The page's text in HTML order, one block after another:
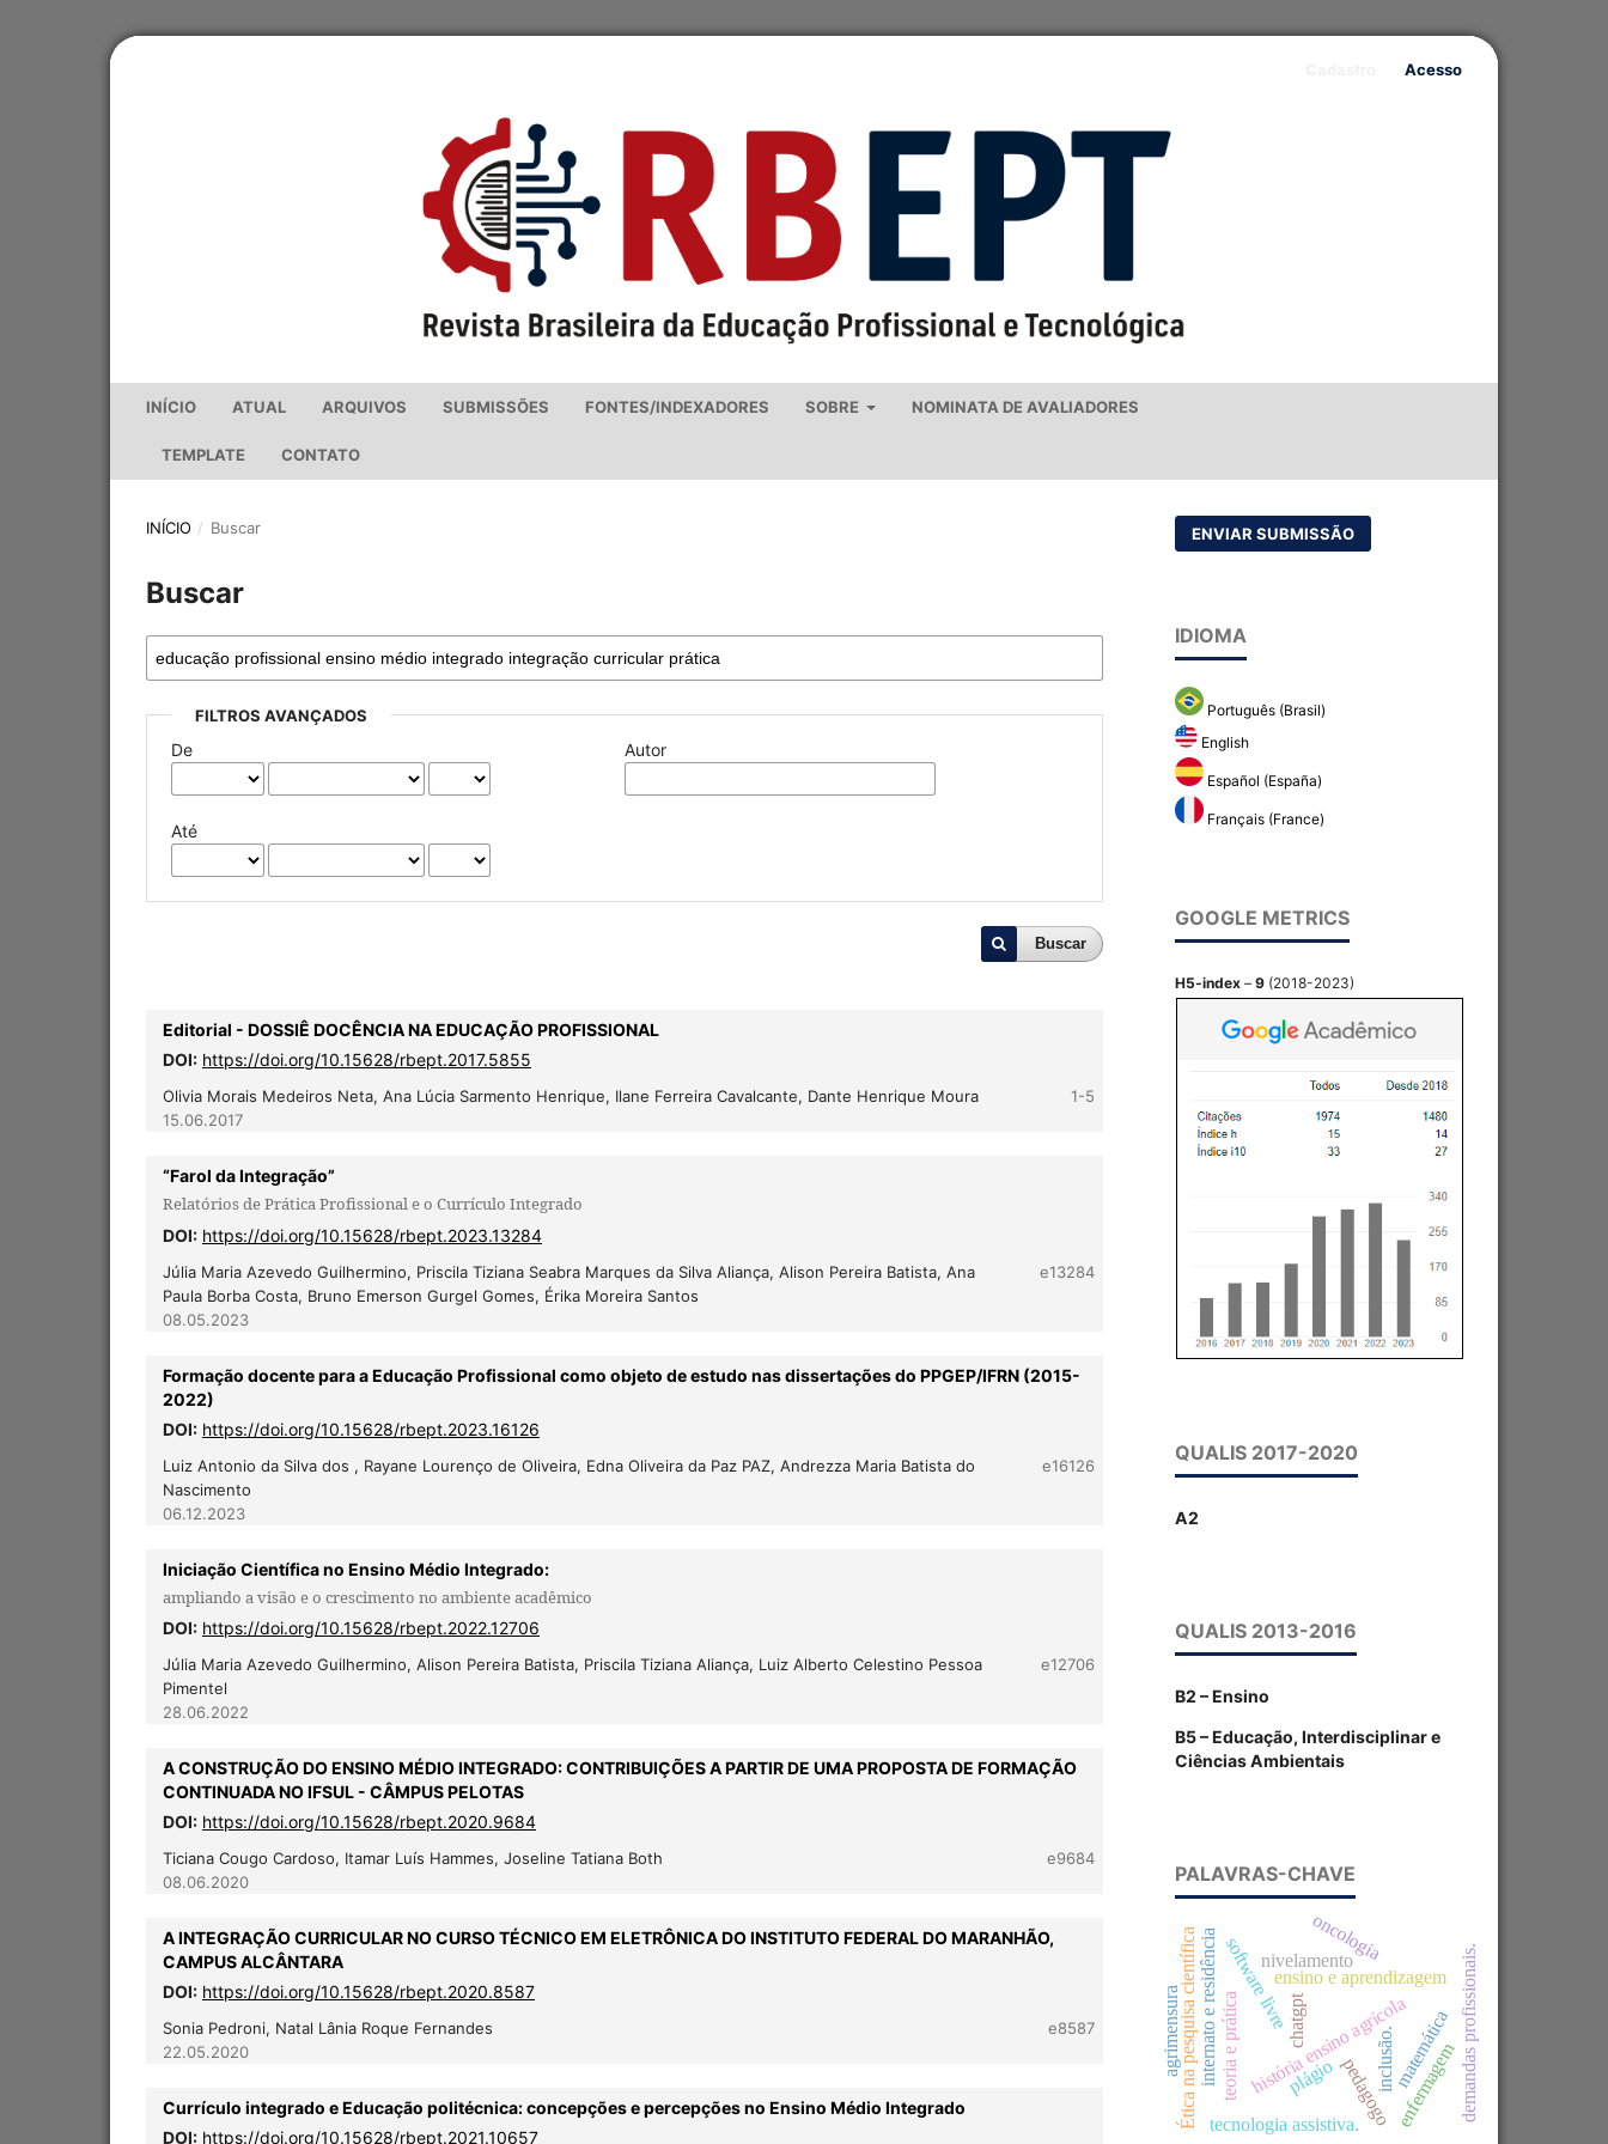
INÍCIO ATUAL ARQUIVOS SUBMISSÕES FONTES/INDEXADORES SOBRE NOMINATA DE AVALIADORES
TEMPLATE CONTATO
Acesso
INÍCIO / Buscar
Buscar
FILTROS AVANÇADOS
De
Até
Autor
Buscar
Editorial - DOSSIÊ DOCÊNCIA NA EDUCAÇÃO PROFISSIONAL
DOI: https://doi.org/10.15628/rbept.2017.5855
Olivia Morais Medeiros Neta, Ana Lúcia Sarmento Henrique, Ilane Ferreira Cavalcante, Dante Henrique Moura
1-5
15.06.2017
“Farol da Integração”
Relatórios de Prática Profissional e o Currículo Integrado
DOI: https://doi.org/10.15628/rbept.2023.13284
Júlia Maria Azevedo Guilhermino, Priscila Tiziana Seabra Marques da Silva Aliança, Alison Pereira Batista, Ana
Paula Borba Costa, Bruno Emerson Gurgel Gomes, Érika Moreira Santos
e13284
08.05.2023
Formação docente para a Educação Profissional como objeto de estudo nas dissertações do PPGEP/IFRN (2015-
2022)
DOI: https://doi.org/10.15628/rbept.2023.16126
Luiz Antonio da Silva dos , Rayane Lourenço de Oliveira, Edna Oliveira da Paz PAZ, Andrezza Maria Batista do
Nascimento
e16126
06.12.2023
Iniciação Científica no Ensino Médio Integrado:
ampliando a visão e o crescimento no ambiente acadêmico
DOI: https://doi.org/10.15628/rbept.2022.12706
Júlia Maria Azevedo Guilhermino, Alison Pereira Batista, Priscila Tiziana Aliança, Luiz Alberto Celestino Pessoa
Pimentel
e12706
28.06.2022
A CONSTRUÇÃO DO ENSINO MÉDIO INTEGRADO: CONTRIBUIÇÕES A PARTIR DE UMA PROPOSTA DE FORMAÇÃO
CONTINUADA NO IFSUL - CÂMPUS PELOTAS
DOI: https://doi.org/10.15628/rbept.2020.9684
Ticiana Cougo Cardoso, Itamar Luís Hammes, Joseline Tatiana Both
e9684
08.06.2020
A INTEGRAÇÃO CURRICULAR NO CURSO TÉCNICO EM ELETRÔNICA DO INSTITUTO FEDERAL DO MARANHÃO,
CAMPUS ALCÂNTARA
DOI: https://doi.org/10.15628/rbept.2020.8587
Sonia Pedroni, Natal Lânia Roque Fernandes
e8587
22.05.2020
Currículo integrado e Educação politécnica: concepções e percepções no Ensino Médio Integrado
DOI: https://doi.org/10.15628/rbept.2021.10657
ENVIAR SUBMISSÃO
IDIOMA
Português (Brasil)
English
Español (España)
Français (France)
GOOGLE METRICS
H5-index – 9 (2018-2023)
QUALIS 2017-2020
A2
QUALIS 2013-2016
B2 – Ensino
B5 – Educação, Interdisciplinar e
Ciências Ambientais
PALAVRAS-CHAVE
história ensino agrícola
plágio
software livreensino e aprendizagem
teoria e prática demandas profissionais.
pedagogo
inclusão.
Ética na pesquisa científica matemática
chatgpt
internato e residência enfermagem
tecnologia assistiva.
agrimensura
nivelamento
oncologia